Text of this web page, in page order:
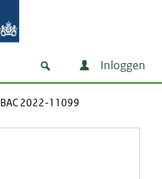
Inloggen
BAC 2022-11099